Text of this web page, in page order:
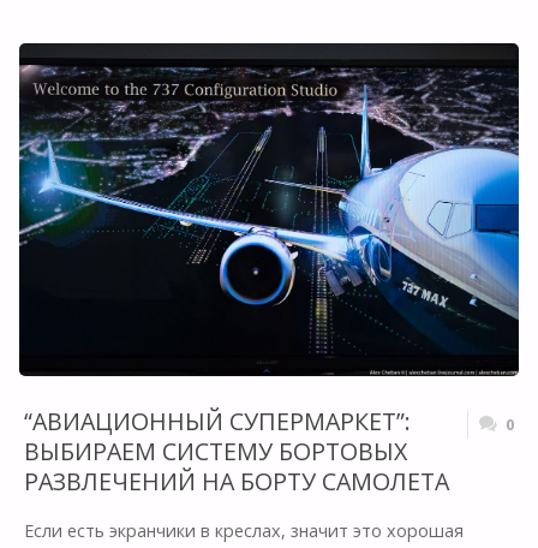
В
ЭКОНОМ
КЛАССЕ
2019"
“АВИАЦИОННЫЙ СУПЕРМАРКЕТ”:
ВЫБИРАЕМ СИСТЕМУ БОРТОВЫХ
РАЗВЛЕЧЕНИЙ НА БОРТУ САМОЛЕТА
0
Если есть экранчики в креслах, значит это хорошая